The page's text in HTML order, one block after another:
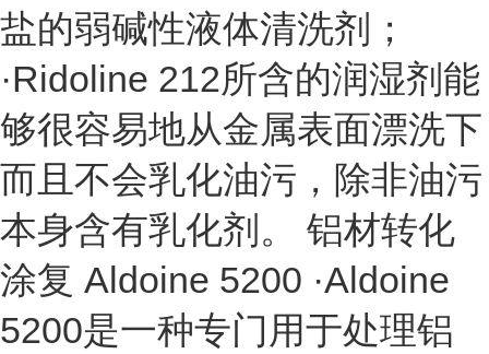
盐的弱碱性液体清洗剂；
·Ridoline 212所含的润湿剂能
够很容易地从金属表面漂洗下
而且不会乳化油污，除非油污
本身含有乳化剂。 铝材转化
涂复 Aldoine 5200 ·Aldoine
5200是一种专门用于处理铝